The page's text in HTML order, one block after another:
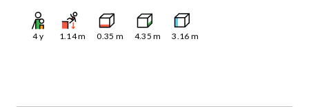
4y 1.14m 0.35 m 4.35 m 3.16 m